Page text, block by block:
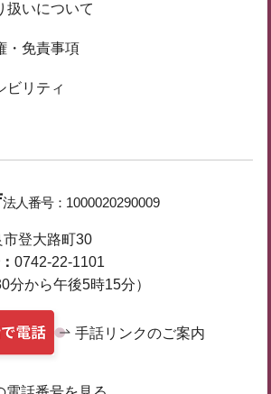
扱いについて
・免責事項
ビリティ
法人番号： 1000020290009
登大路町30
0742-22-1101
分から午後5時15分）
手話リンクのご案内